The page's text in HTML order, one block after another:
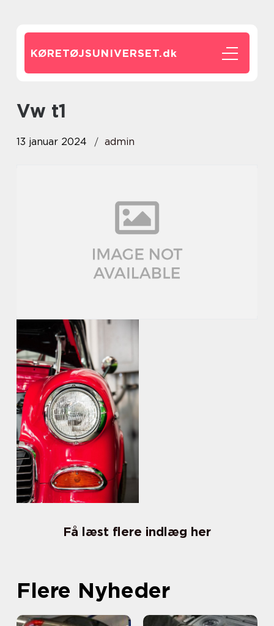
KØRETØJSUNIVERSET.dk
vw t1
13 januar 2024 admin
Få læst flere indlæg her
Flere Nyheder